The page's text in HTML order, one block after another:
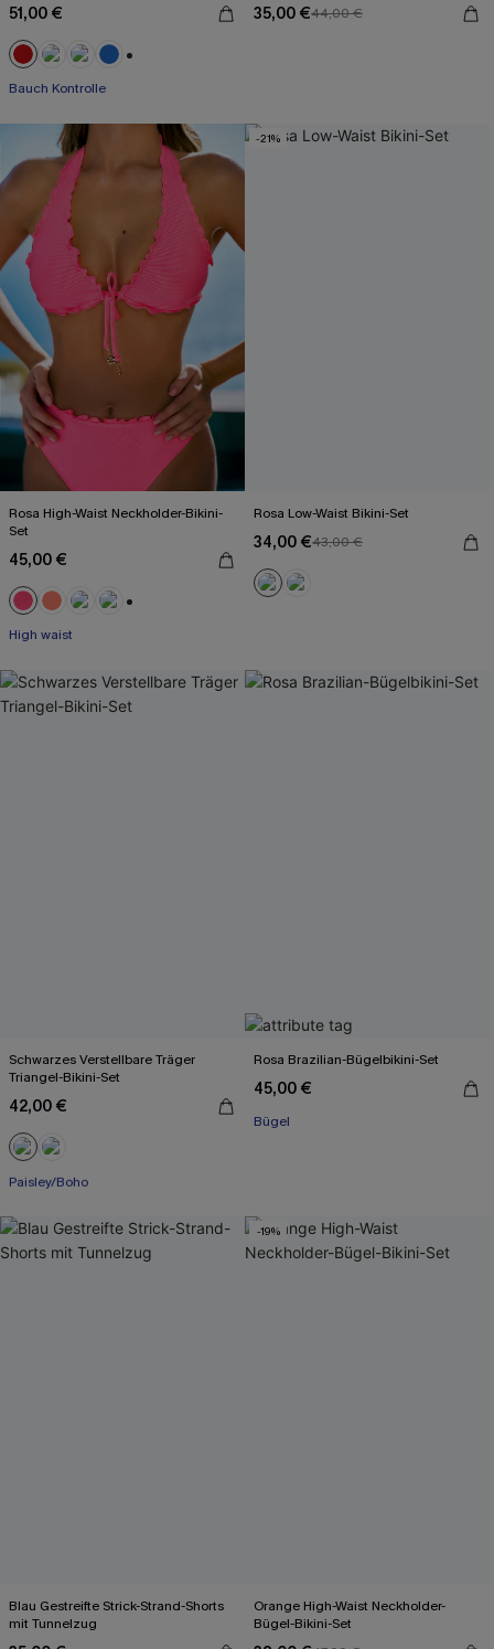
51,00 €
Bauch Kontrolle
35,00 €44,00 €
Rosa High-Waist Neckholder-Bikini-
Set
45,00 €
High waist
-21%
Rosa Low-Waist Bikini-Set
34,00 €43,00 €
Schwarzes Verstellbare Träger
Triangel-Bikini-Set
42,00 €
Mit Gratis-Maßband
Paisley/Boho
Rosa Brazilian-Bügelbikini-Set
45,00 €
Bügel
Blau Gestreifte Strick-Strand-Shorts
mit Tunnelzug
-19%
Orange High-Waist Neckholder-
Bügel-Bikini-Set